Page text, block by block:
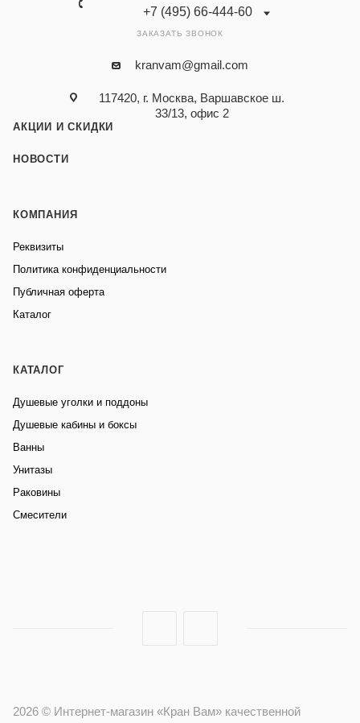
+7 (495) 66-444-60
ЗАКАЗАТЬ ЗВОНОК
kranvam@gmail.com
117420, г. Москва, Варшавское ш.
33/13, офис 2
АКЦИИ И СКИДКИ
НОВОСТИ
КОМПАНИЯ
Реквизиты
Политика конфиденциальности
Публичная оферта
Каталог
КАТАЛОГ
Душевые уголки и поддоны
Душевые кабины и боксы
Ванны
Унитазы
Раковины
Смесители
2026 © Интернет-магазин «Кран Вам» качественной